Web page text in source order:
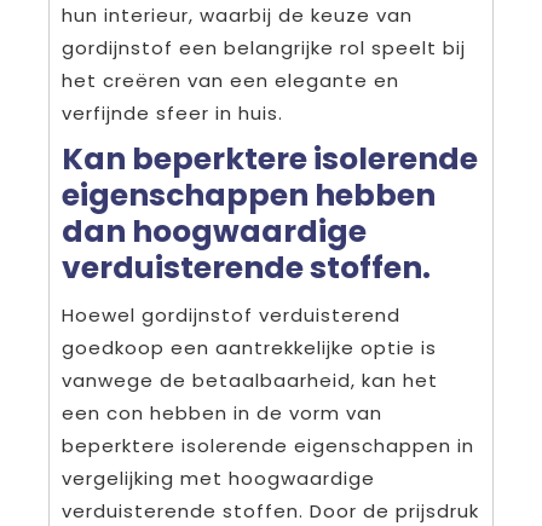
hun interieur, waarbij de keuze van
gordijnstof een belangrijke rol speelt bij
het creëren van een elegante en
verfijnde sfeer in huis.
Kan beperktere isolerende
eigenschappen hebben
dan hoogwaardige
verduisterende stoffen.
Hoewel gordijnstof verduisterend
goedkoop een aantrekkelijke optie is
vanwege de betaalbaarheid, kan het
een con hebben in de vorm van
beperktere isolerende eigenschappen in
vergelijking met hoogwaardige
verduisterende stoffen. Door de prijsdruk